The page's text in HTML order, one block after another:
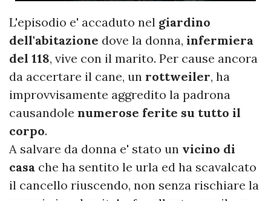
L'episodio e' accaduto nel giardino
dell'abitazione dove la donna, infermiera
del 118, vive con il marito. Per cause ancora
da accertare il cane, un rottweiler, ha
improvvisamente aggredito la padrona
causandole numerose ferite su tutto il
corpo.
A salvare da donna e' stato un vicino di
casa che ha sentito le urla ed ha scavalcato
il cancello riuscendo, non senza rischiare la